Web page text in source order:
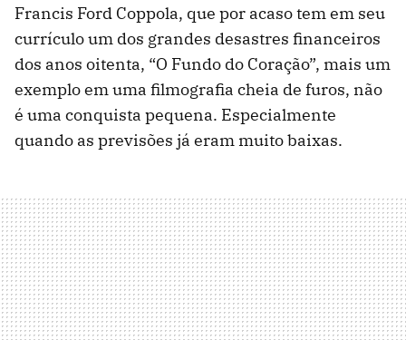
Francis Ford Coppola, que por acaso tem em seu
currículo um dos grandes desastres financeiros
dos anos oitenta, “O Fundo do Coração”, mais um
exemplo em uma filmografia cheia de furos, não
é uma conquista pequena. Especialmente
quando as previsões já eram muito baixas.